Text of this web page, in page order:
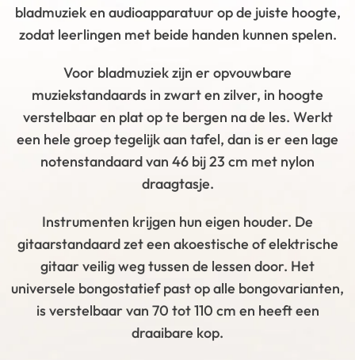
bladmuziek en audioapparatuur op de juiste hoogte,
zodat leerlingen met beide handen kunnen spelen.
Voor bladmuziek zijn er opvouwbare
muziekstandaards in zwart en zilver, in hoogte
verstelbaar en plat op te bergen na de les. Werkt
een hele groep tegelijk aan tafel, dan is er een lage
notenstandaard van 46 bij 23 cm met nylon
draagtasje.
Instrumenten krijgen hun eigen houder. De
gitaarstandaard zet een akoestische of elektrische
gitaar veilig weg tussen de lessen door. Het
universele bongostatief past op alle bongovarianten,
is verstelbaar van 70 tot 110 cm en heeft een
draaibare kop.